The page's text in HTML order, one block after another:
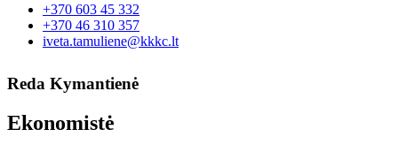
+370 603 45 332
+370 46 310 357
iveta.tamuliene@kkkc.lt
Reda Kymantienė
Ekonomistė